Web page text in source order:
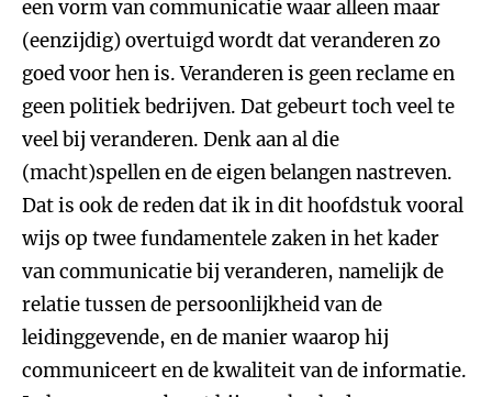
een vorm van communicatie waar alleen maar
(eenzijdig) overtuigd wordt dat veranderen zo
goed voor hen is. Veranderen is geen reclame en
geen politiek bedrijven. Dat gebeurt toch veel te
veel bij veranderen. Denk aan al die
(macht)spellen en de eigen belangen nastreven.
Dat is ook de reden dat ik in dit hoofdstuk vooral
wijs op twee fundamentele zaken in het kader
van communicatie bij veranderen, namelijk de
relatie tussen de persoonlijkheid van de
leidinggevende, en de manier waarop hij
communiceert en de kwaliteit van de informatie.